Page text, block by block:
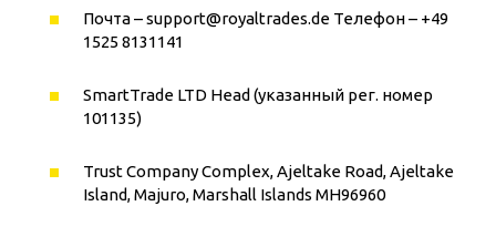
Почта –support@royaltrades.de Телефон – +49
1525 8131141
SmartTrade LTD Head (указанный рег. номер
101135)
Trust Company Complex, Ajeltake Road, Ajeltake
Island, Majuro, Marshall Islands MH96960